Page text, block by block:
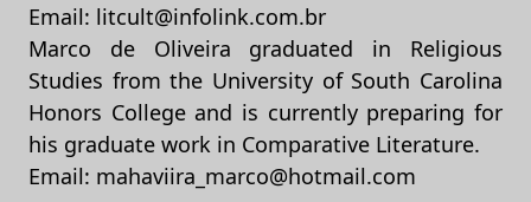
Email: litcult@infolink.com.br
Marco de Oliveira graduated in Religious
Studies from the University of South Carolina
Honors College and is currently preparing for
his graduate work in Comparative Literature.
Email: mahaviira_marco@hotmail.com